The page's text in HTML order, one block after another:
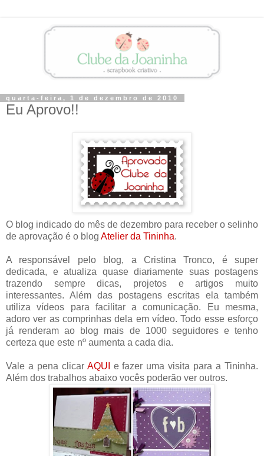
quarta-feira, 1 de dezembro de 2010
Eu Aprovo!!
O blog indicado do mês de dezembro para receber o selinho
de aprovação é o blog Atelier da Tininha.
A responsável pelo blog, a Cristina Tronco, é super
dedicada, e atualiza quase diariamente suas postagens
trazendo sempre dicas, projetos e artigos muito
interessantes. Além das postagens escritas ela também
utiliza vídeos para facilitar a comunicação. Eu mesma,
adoro ver as comprinhas dela em vídeo. Todo esse esforço
já renderam ao blog mais de 1000 seguidores e tenho
certeza que este nº aumenta a cada dia.
Vale a pena clicar AQUI
e fazer uma visita para a Tininha.
Além dos trabalhos abaixo vocês poderão ver outros.